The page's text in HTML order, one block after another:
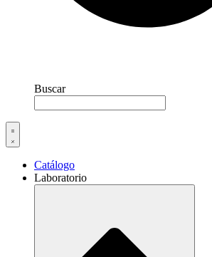
Buscar
Catálogo
Laboratorio